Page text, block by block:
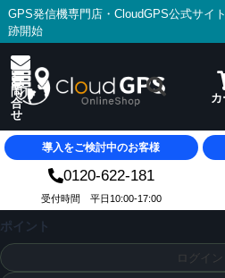
GPS発信機専門店・CloudGPS公式サイト
跡開始
導入をご検討中のお客様
0120-622-181
受付時間 平日10:00-17:00
ポイント
ログイン